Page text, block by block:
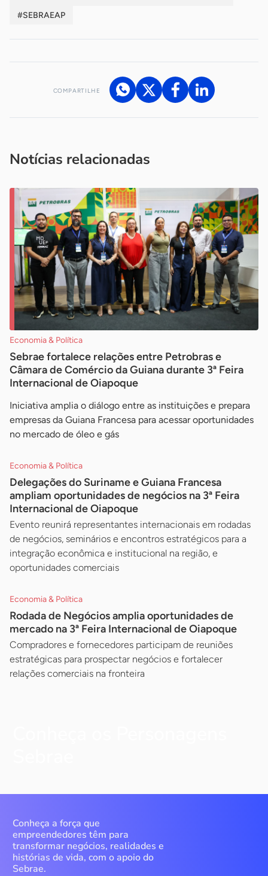
#SEBRAEAP
COMPARTILHE
Notícias relacionadas
Economia & Política
Sebrae fortalece relações entre Petrobras e
Câmara de Comércio da Guiana durante 3ª Feira
Internacional de Oiapoque
Iniciativa amplia o diálogo entre as instituições e prepara
empresas da Guiana Francesa para acessar oportunidades
no mercado de óleo e gás
Economia & Política
Delegações do Suriname e Guiana Francesa
ampliam oportunidades de negócios na 3ª Feira
Internacional de Oiapoque
Evento reunirá representantes internacionais em rodadas
de negócios, seminários e encontros estratégicos para a
integração econômica e institucional na região, e
oportunidades comerciais
Economia & Política
Rodada de Negócios amplia oportunidades de
mercado na 3ª Feira Internacional de Oiapoque
Compradores e fornecedores participam de reuniões
estratégicas para prospectar negócios e fortalecer
relações comerciais na fronteira
Conheça a força que
empreendedores têm para
transformar negócios, realidades e
histórias de vida, com o apoio do
Sebrae.